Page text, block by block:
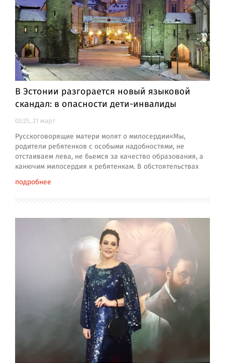
В Эстонии разгорается новый языковой
скандал: в опасности дети-инвалиды
02:25, 21 март
Русскоговорящие матери молят о милосердии«Мы,
родители ребятенков с особыми надобностями, не
отстаиваем лева, не бьемся за качество образования, а
канючим милосердия к ребятенкам. В обстоятельствах
подробнее